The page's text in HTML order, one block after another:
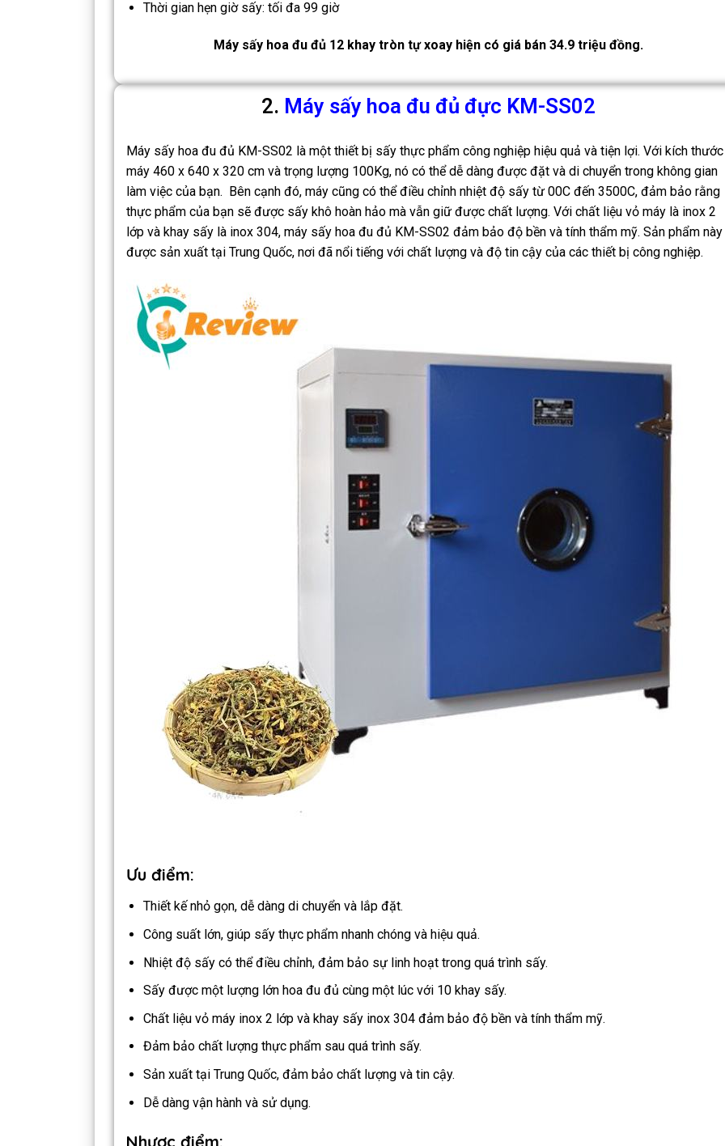
Thời gian hẹn giờ sấy: tối đa 99 giờ
Máy sấy hoa đu đủ 12 khay tròn tự xoay hiện có giá bán 34.9 triệu đồng.
2. Máy sấy hoa đu đủ đực KM-SS02
Máy sấy hoa đu đủ KM-SS02 là một thiết bị sấy thực phẩm công nghiệp hiệu quả và tiện lợi. Với kích thước
máy 460 x 640 x 320 cm và trọng lượng 100Kg, nó có thể dễ dàng được đặt và di chuyển trong không gian
làm việc của bạn. Bên cạnh đó, máy cũng có thể điều chỉnh nhiệt độ sấy từ 00C đến 3500C, đảm bảo rằng
thực phẩm của bạn sẽ được sấy khô hoàn hảo mà vẫn giữ được chất lượng. Với chất liệu vỏ máy là inox 2
lớp và khay sấy là inox 304, máy sấy hoa đu đủ KM-SS02 đảm bảo độ bền và tính thẩm mỹ. Sản phẩm này
được sản xuất tại Trung Quốc, nơi đã nổi tiếng với chất lượng và độ tin cậy của các thiết bị công nghiệp.
Ưu điểm:
Thiết kế nhỏ gọn, dễ dàng di chuyển và lắp đặt.
Công suất lớn, giúp sấy thực phẩm nhanh chóng và hiệu quả.
Nhiệt độ sấy có thể điều chỉnh, đảm bảo sự linh hoạt trong quá trình sấy.
Sấy được một lượng lớn hoa đu đủ cùng một lúc với 10 khay sấy.
Chất liệu vỏ máy inox 2 lớp và khay sấy inox 304 đảm bảo độ bền và tính thẩm mỹ.
Đảm bảo chất lượng thực phẩm sau quá trình sấy.
Sản xuất tại Trung Quốc, đảm bảo chất lượng và tin cậy.
Dễ dàng vận hành và sử dụng.
Nhược điểm: